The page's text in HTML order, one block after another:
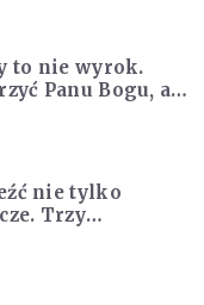
to nie wyrok.
Panu Bogu, a
się zajmie
nie tylko
Trzy
o